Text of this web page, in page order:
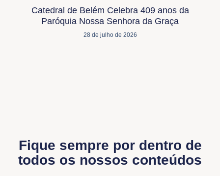
Catedral de Belém Celebra 409 anos da
Paróquia Nossa Senhora da Graça
28 de julho de 2026
Fique sempre por dentro de
todos os nossos conteúdos